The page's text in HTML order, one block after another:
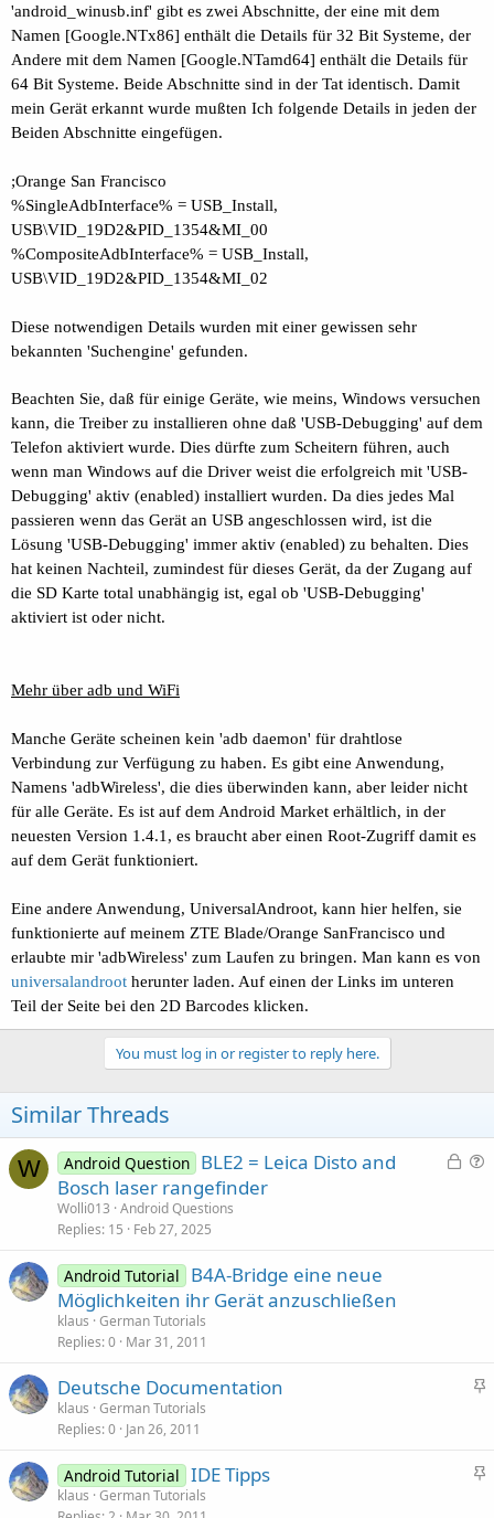
'android_winusb.inf' gibt es zwei Abschnitte, der eine mit dem
Namen [Google.NTx86] enthält die Details für 32 Bit Systeme, der
Andere mit dem Namen [Google.NTamd64] enthält die Details für
64 Bit Systeme. Beide Abschnitte sind in der Tat identisch. Damit
mein Gerät erkannt wurde mußten Ich folgende Details in jeden der
Beiden Abschnitte eingefügen.
;Orange San Francisco
%SingleAdbInterface% = USB_Install,
USB\VID_19D2&PID_1354&MI_00
%CompositeAdbInterface% = USB_Install,
USB\VID_19D2&PID_1354&MI_02
Diese notwendigen Details wurden mit einer gewissen sehr
bekannten 'Suchengine' gefunden.
Beachten Sie, daß für einige Geräte, wie meins, Windows versuchen
kann, die Treiber zu installieren ohne daß 'USB-Debugging' auf dem
Telefon aktiviert wurde. Dies dürfte zum Scheitern führen, auch
wenn man Windows auf die Driver weist die erfolgreich mit 'USB-
Debugging' aktiv (enabled) installiert wurden. Da dies jedes Mal
passieren wenn das Gerät an USB angeschlossen wird, ist die
Lösung 'USB-Debugging' immer aktiv (enabled) zu behalten. Dies
hat keinen Nachteil, zumindest für dieses Gerät, da der Zugang auf
die SD Karte total unabhängig ist, egal ob 'USB-Debugging'
aktiviert ist oder nicht.
Mehr über adb und WiFi
Manche Geräte scheinen kein 'adb daemon' für drahtlose
Verbindung zur Verfügung zu haben. Es gibt eine Anwendung,
Namens 'adbWireless', die dies überwinden kann, aber leider nicht
für alle Geräte. Es ist auf dem Android Market erhältlich, in der
neuesten Version 1.4.1, es braucht aber einen Root-Zugriff damit es
auf dem Gerät funktioniert.
Eine andere Anwendung, UniversalAndroot, kann hier helfen, sie
funktionierte auf meinem ZTE Blade/Orange SanFrancisco und
erlaubte mir 'adbWireless' zum Laufen zu bringen. Man kann es von
universalandroot herunter laden. Auf einen der Links im unteren
Teil der Seite bei den 2D Barcodes klicken.
You must log in or register to reply here.
Similar Threads
W
L
Android Question BLE2 = Leica Disto and
Bosch laser rangefinder
Wolli013 Android Questions
Replies 15 Feb 27, 2025
Android Tutorial
B4A-Bridge eine neue
Möglichkeiten ihr Gerät anzuschließen
klaus German Tutorials
Replies 0 Mar 31, 2011
S
k
Deutsche Documentation
klaus German Tutorials
Replies 0 Jan 26, 2011
S
Android Tutorial IDE Tipps
klaus German Tutorials